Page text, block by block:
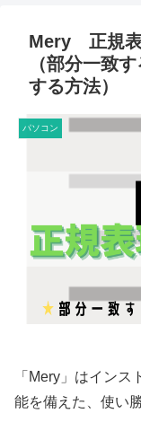
Mery 正規表
（部分一致
する方法）
パソコン
「Mery」はイン
能を備えた、使い